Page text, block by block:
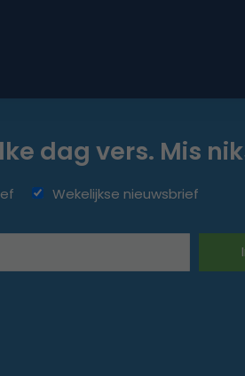
dag vers. Mis
Wekelijkse nieuwsbrief